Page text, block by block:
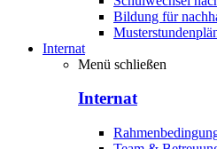
Bildung für
Internat
Menü schließen
Internat